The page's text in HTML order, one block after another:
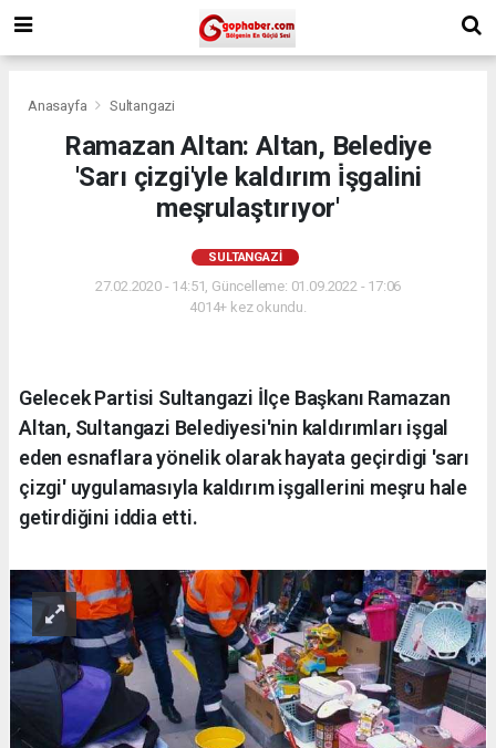
Anasayfa Sultangazi
Ramazan Altan: Altan, Belediye
'Sarı çizgi'yle kaldırım i̇şgalini
meşrulaştırıyor'
SULTANGAZI
27.02.2020 - 14:51, Güncelleme: 01.09.2022 - 17:06
4014+ kez okundu.
Gelecek Partisi Sultangazi İlçe Başkanı Ramazan
Altan, Sultangazi Belediyesi'nin kaldırımları işgal
eden esnaflara yönelik olarak hayata geçirdigi 'sarı
çizgi' uygulamasıyla kaldırım işgallerini meşru hale
getirdiğini iddia etti.